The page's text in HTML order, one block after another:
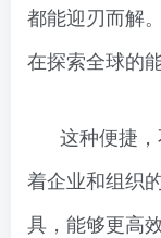
都能迎刃而解
在探索全球的
这种便捷
着企业和组织
具，能够更高